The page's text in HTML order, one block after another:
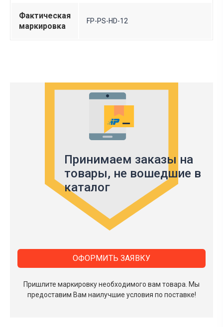
Фактическая
маркировка
FP-PS-HD-12
Принимаем заказы на
товары, не вошедшие в
каталог
Пришлите маркировку необходимого вам товара. Мы
предоставим Вам наилучшие условия по поставке!
ОФОРМИТЬ ЗАЯВКУ